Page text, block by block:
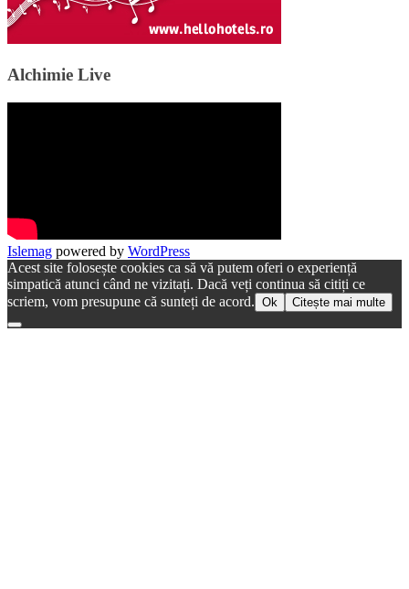
Alchimie Live
Islemag powered by WordPress
Acest site folosește cookies ca să vă putem oferi o experiență
simpatică atunci când ne vizitați. Dacă veți continua să citiți ce
scriem, vom presupune că sunteți de acord. Ok Citește mai multe